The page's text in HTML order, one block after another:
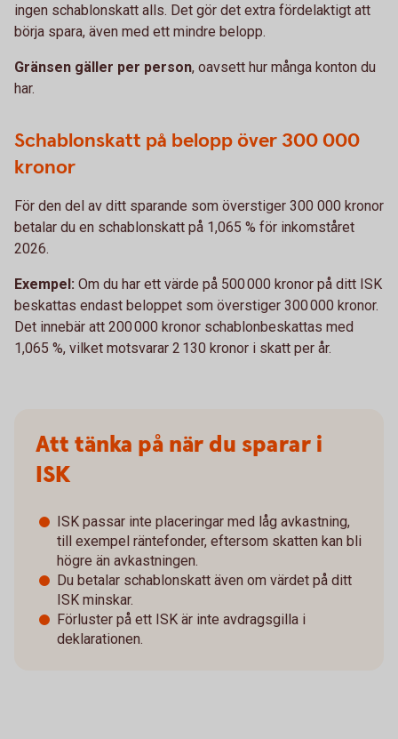
ingen schablonskatt alls. Det gör det extra fördelaktigt att
börja spara, även med ett mindre belopp.
Gränsen gäller per person, oavsett hur många konton du
har.
Schablonskatt på belopp över 300 000
kronor
För den del av ditt sparande som överstiger 300 000 kronor
betalar du en schablonskatt på 1,065 % för inkomståret
2026.
Exempel: Om du har ett värde på 500 000 kronor på ditt ISK
beskattas endast beloppet som överstiger 300 000 kronor.
Det innebär att 200 000 kronor schablonbeskattas med
1,065 %, vilket motsvarar 2 130 kronor i skatt per år.
Att tänka på när du sparar i
ISK
ISK passar inte placeringar med låg avkastning,
till exempel räntefonder, eftersom skatten kan bli
högre än avkastningen.
Du betalar schablonskatt även om värdet på ditt
ISK minskar.
Förluster på ett ISK är inte avdragsgilla i
deklarationen.